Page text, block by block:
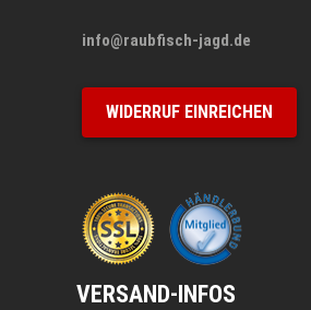
info@raubfisch-jagd.de
WIDERRUF EINREICHEN
VERSAND-INFOS